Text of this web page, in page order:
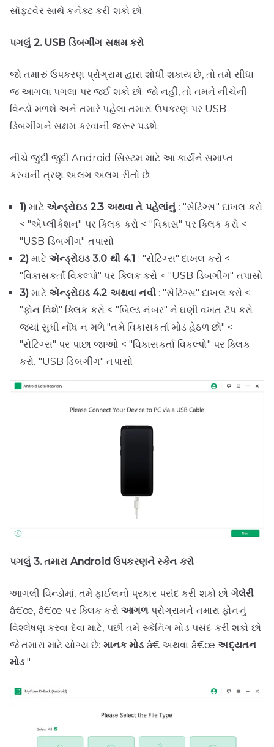
સૉફ્ટવેર સાથે કનેક્ટ કરી શકો છો.
પગલું 2. USB ડિબગીંગ સક્ષમ કરો
જો તમારું ઉપકરણ પ્રોગ્રામ દ્વારા શોધી શકાય છે, તો તમે સીધા
જ આગલા પગલા પર જઈ શકો છો. જો નહીં, તો તમને નીચેની
વિન્ડો મળશે અને તમારે પહેલા તમારા ઉપકરણ પર USB
ડિબગીંગને સક્ષમ કરવાની જરૂર પડશે.
નીચે જુદી જુદી Android સિસ્ટમ માટે આ કાર્યને સમાપ્ત
કરવાની ત્રણ અલગ અલગ રીતો છે:
1) માટે એન્ડ્રોઇડ 2.3 અથવા તે પહેલાંનું : "સેટિંગ્સ" દાખલ કરો
< "એપ્લીકેશન" પર ક્લિક કરો < "વિકાસ" પર ક્લિક કરો <
"USB ડિબગીંગ" તપાસો
2) માટે એન્ડ્રોઇડ 3.0 થી 4.1 : "સેટિંગ્સ" દાખલ કરો <
"વિકાસકર્તા વિકલ્પો" પર ક્લિક કરો < "USB ડિબગીંગ" તપાસો
3) માટે એન્ડ્રોઇડ 4.2 અથવા નવી: "સેટિંગ્સ" દાખલ કરો <
"ફોન વિશે" ક્લિક કરો < "બિલ્ડ નંબર" ને ઘણી વખત ટૅપ કરો
જ્યાં સુધી નોંધ ન મળે "તમે વિકાસકર્તા મોડ હેઠળ છો" <
"સેટિંગ્સ" પર પાછા જાઓ < "વિકાસકર્તા વિકલ્પો" પર ક્લિક
કરો. "USB ડિબગીંગ" તપાસો
પગલું 3. તમારા Android ઉપકરણને સ્કેન કરો
આગલી વિન્ડોમાં, તમે ફાઈલનો પ્રકાર પસંદ કરી શકો છો ગેલેરી
â€œ, â€œ પર ક્લિક કરો આગળપ્રોગ્રામને તમારા ફોનનું
વિશ્લેષણ કરવા દેવા માટે, પછી તમે સ્કેનિંગ મોડ પસંદ કરી શકો છો
જે તમારા માટે યોગ્ય છે: માનક મોડ â€ અથવા â€œઅદ્યતન
મોડ "